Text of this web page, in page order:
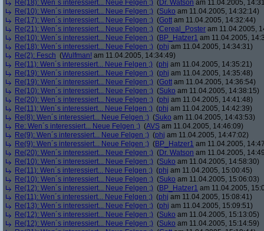
Re(18): Wen´s interessiert... Neue Felgen ;) (Dr. Watson am 11.04.2005,
Re(10): Wen´s interessiert... Neue Felgen ;) (Suko am 11.04.2005, 14:32:14)
Re(17): Wen´s interessiert... Neue Felgen ;) (Gott am 11.04.2005, 14:32:44)
Re(21): Wen´s interessiert... Neue Felgen ;) (Cereal_Poster am 11.04.2005,
Re(10): Wen´s interessiert... Neue Felgen ;) (BP_Hatzer1 am 11.04.2005,
Re(18): Wen´s interessiert... Neue Felgen ;) (phj am 11.04.2005, 14:34:31)
Re(2): Fesch (Wulfman! am 11.04.2005, 14:34:49)
Re(11): Wen´s interessiert... Neue Felgen ;) (phj am 11.04.2005, 14:35:21)
Re(19): Wen´s interessiert... Neue Felgen ;) (phj am 11.04.2005, 14:35:48)
Re(19): Wen´s interessiert... Neue Felgen ;) (Gott am 11.04.2005, 14:36:54)
Re(10): Wen´s interessiert... Neue Felgen ;) (Suko am 11.04.2005, 14:38:15)
Re(20): Wen´s interessiert... Neue Felgen ;) (phj am 11.04.2005, 14:41:48)
Re(11): Wen´s interessiert... Neue Felgen ;) (phj am 11.04.2005, 14:42:39)
Re(8): Wen´s interessiert... Neue Felgen ;) (Suko am 11.04.2005, 14:43:53)
Re: Wen´s interessiert... Neue Felgen ;) (AVS am 11.04.2005, 14:46:09)
Re(9): Wen´s interessiert... Neue Felgen ;) (phj am 11.04.2005, 14:47:02)
Re(9): Wen´s interessiert... Neue Felgen ;) (BP_Hatzer1 am 11.04.2005,
Re(20): Wen´s interessiert... Neue Felgen ;) (Dr. Watson am 11.04.2005,
Re(10): Wen´s interessiert... Neue Felgen ;) (Suko am 11.04.2005, 14:58:30)
Re(11): Wen´s interessiert... Neue Felgen ;) (phj am 11.04.2005, 15:00:45)
Re(10): Wen´s interessiert... Neue Felgen ;) (Suko am 11.04.2005, 15:06:03)
Re(12): Wen´s interessiert... Neue Felgen ;) (BP_Hatzer1 am 11.04.2005,
Re(11): Wen´s interessiert... Neue Felgen ;) (phj am 11.04.2005, 15:08:41)
Re(13): Wen´s interessiert... Neue Felgen ;) (phj am 11.04.2005, 15:09:51)
Re(12): Wen´s interessiert... Neue Felgen ;) (Suko am 11.04.2005, 15:13:05)
Re(12): Wen´s interessiert... Neue Felgen ;) (Suko am 11.04.2005, 15:14:59)